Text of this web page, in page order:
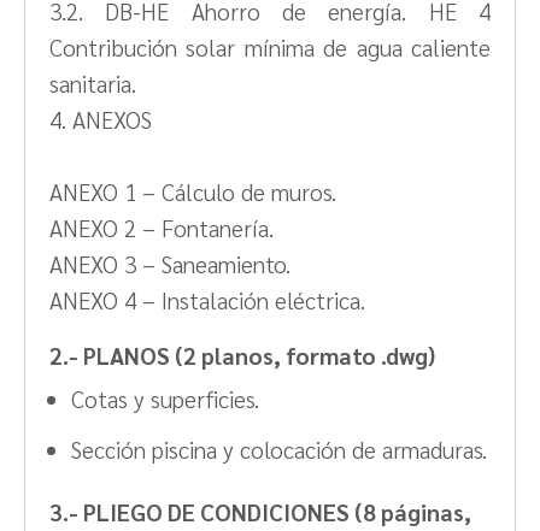
3.2. DB-HE Ahorro de energía. HE 4
Contribución solar mínima de agua caliente
sanitaria.
4. ANEXOS
ANEXO 1 – Cálculo de muros.
ANEXO 2 – Fontanería.
ANEXO 3 – Saneamiento.
ANEXO 4 – Instalación eléctrica.
2.- PLANOS (2 planos, formato .dwg)
Cotas y superficies.
Sección piscina y colocación de armaduras.
3.- PLIEGO DE CONDICIONES (8 páginas,